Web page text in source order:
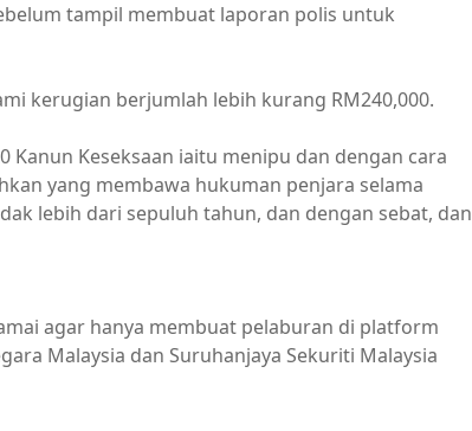
tampil membuat laporan polis untuk
kerugian berjumlah lebih kurang RM240,000.
Kanun Keseksaan iaitu menipu dan dengan cara
yang membawa hukuman penjara selama
lebih dari sepuluh tahun, dan dengan sebat, dan
agar hanya membuat pelaburan di platform
Malaysia dan Suruhanjaya Sekuriti Malaysia